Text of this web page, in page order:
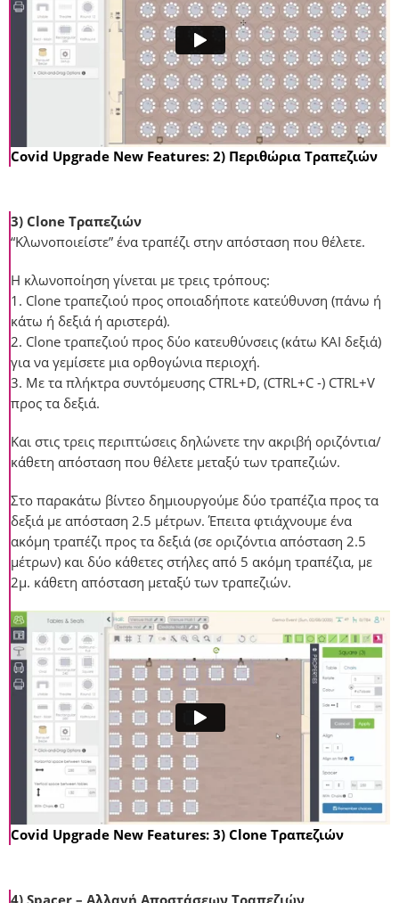
Covid Upgrade New Features: 2) Περιθώρια Τραπεζιών
3) Clone Τραπεζιών
“Kλωνοποιείστε” ένα τραπέζι στην απόσταση που θέλετε.
Η κλωνοποίηση γίνεται με τρεις τρόπους:
1. Clone τραπεζιού προς οποιαδήποτε κατεύθυνση (πάνω ή
κάτω ή δεξιά ή αριστερά).
2. Clone τραπεζιού προς δύο κατευθύνσεις (κάτω ΚΑΙ δεξιά)
για να γεμίσετε μια ορθογώνια περιοχή.
3. Με τα πλήκτρα συντόμευσης CTRL+D, (CTRL+C -) CTRL+V
προς τα δεξιά.
Και στις τρεις περιπτώσεις δηλώνετε την ακριβή οριζόντια/
κάθετη απόσταση που θέλετε μεταξύ των τραπεζιών.
Στο παρακάτω βίντεο δημιουργούμε δύο τραπέζια προς τα
δεξιά με απόσταση 2.5 μέτρων. Έπειτα φτιάχνουμε ένα
ακόμη τραπέζι προς τα δεξιά (σε οριζόντια απόσταση 2.5
μέτρων) και δύο κάθετες στήλες από 5 ακόμη τραπέζια, με
2μ. κάθετη απόσταση μεταξύ των τραπεζιών.
Covid Upgrade New Features: 3) Clone Τραπεζιών
4) Spacer – Αλλαγή Αποστάσεων Τραπεζιών